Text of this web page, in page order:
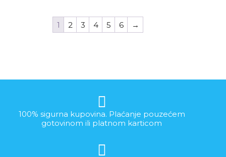
1 2 3 4 5 6 →
100% sigurna kupovina. Plaćanje pouzećem
gotovinom ili platnom karticom